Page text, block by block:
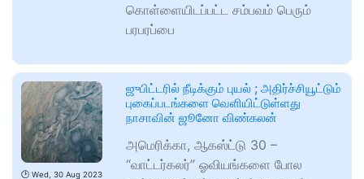
கொள்ளையிடப்பட்ட சம்பவம் பெரும்
பரபரப்பை
🕑 Wed, 30 Aug 2023
ஜுபிட்டரில் நீடிக்கும் புயல் ; அதிர்ச்சியூட்டும்
புகைப்படங்களை வெளியிட்டுள்ளது
நாசாவின் ஜூனோ விண்கலன்
அமெரிக்கா, ஆகஸ்ட்டு 30 –
“வாட்டர்கலர்” ஓவியங்களை போல